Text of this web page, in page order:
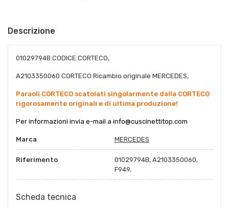
Descrizione
01029794B CODICE CORTECO,
A2103350060 CORTECO Ricambio originale MERCEDES,
Paraoli CORTECO scatolati singolarmente dalla CORTECO
rigorosamente originali e di ultima produzione!
Per informazioni invia e-mail a info@cuscinettitop.com
Marca MERCEDES
Riferimento
01029794B, A2103350060,
F949,
Scheda tecnica